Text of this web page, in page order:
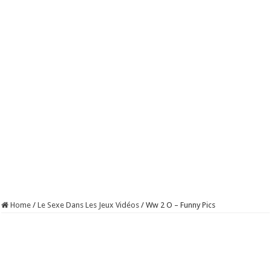
Home / Le Sexe Dans Les Jeux Vidéos / Ww 2 O – Funny Pics